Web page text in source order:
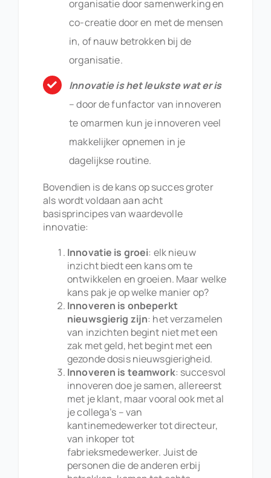
organisatie door samenwerking en
co-creatie door en met de mensen
in, of nauw betrokken bij de
organisatie.
Innovatie is het leukste wat er is
– door de funfactor van innoveren
te omarmen kun je innoveren veel
makkelijker opnemen in je
dagelijkse routine.
Bovendien is de kans op succes groter
als wordt voldaan aan acht
basisprincipes van waardevolle
innovatie:
Innovatie is groei: elk nieuw
inzicht biedt een kans om te
ontwikkelen en groeien. Maar welke
kans pak je op welke manier op?
Innoveren is onbeperkt
nieuwsgierig zijn: het verzamelen
van inzichten begint niet met een
zak met geld, het begint met een
gezonde dosis nieuwsgierigheid.
Innoveren is teamwork: succesvol
innoveren doe je samen, allereerst
met je klant, maar vooral ook met al
je collega’s – van
kantinemedewerker tot directeur,
van inkoper tot
fabrieksmedewerker. Juist de
personen die de anderen erbij